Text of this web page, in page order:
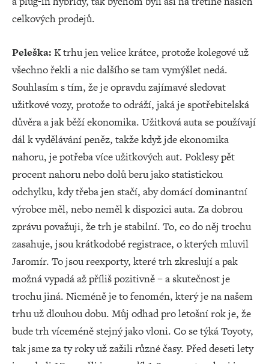
celkových prodejů.
Peleška: K trhu jen velice krátce, protože kolegové už
všechno řekli a nic dalšího se tam vymýšlet nedá.
Souhlasím s tím, že je opravdu zajímavé sledovat
užitkové vozy, protože to odráží, jaká je spotřebitelská
důvěra a jak běží ekonomika. Užitková auta se používají
dál k vydělávání peněz, takže když jde ekonomika
nahoru, je potřeba více užitkových aut. Poklesy pět
procent nahoru nebo dolů beru jako statistickou
odchylku, kdy třeba jen stačí, aby domácí dominantní
výrobce měl, nebo neměl k dispozici auta. Za dobrou
zprávu považuji, že trh je stabilní. To, co do něj trochu
zasahuje, jsou krátkodobé registrace, o kterých mluvil
Jaromír. To jsou reexporty, které trh zkreslují a pak
možná vypadá až příliš pozitivně – a skutečnost je
trochu jiná. Nicméně je to fenomén, který je na našem
trhu už dlouhou dobu. Můj odhad pro letošní rok je, že
bude trh víceméně stejný jako vloni. Co se týká Toyoty,
tak jsme za ty roky už zažili různé časy. Před deseti lety